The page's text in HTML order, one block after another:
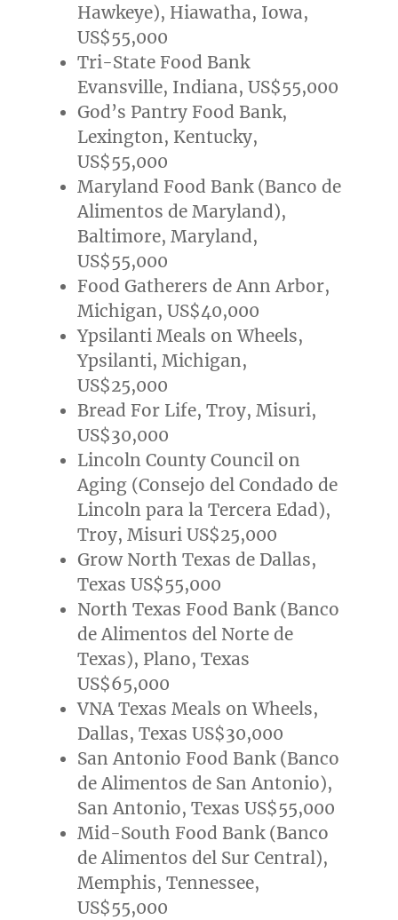
Hawkeye), Hiawatha, Iowa,
US$55,000
Tri-State Food Bank
Evansville, Indiana,US$55,000
God’s Pantry Food Bank,
Lexington, Kentucky,
US$55,000
Maryland Food Bank (Banco de
Alimentos deMaryland),
Baltimore, Maryland,
US$55,000
Food Gatherers deAnn Arbor,
Michigan,US$40,000
Ypsilanti Meals on Wheels,
Ypsilanti, Michigan,
US$25,000
Bread For Life, Troy, Misuri,
US$30,000
Lincoln County Council on
Aging (Consejo delCondado de
Lincoln para la Tercera Edad),
Troy, MisuriUS$25,000
Grow North Texas de Dallas,
Texas US$55,000
North Texas Food Bank (Banco
de Alimentos del Norte de
Texas), Plano, Texas
US$65,000
VNA Texas Meals on Wheels,
Dallas, Texas US$30,000
San Antonio Food Bank (Banco
de Alimentos de San Antonio),
San Antonio, Texas US$55,000
Mid-South Food Bank (Banco
de Alimentos del Sur Central),
Memphis, Tennessee,
US$55,000